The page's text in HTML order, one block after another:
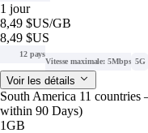
1 jour
8,49 $US/GB
8,49 $US
12 pays
Vitesse maximale: 5Mbps 5G
Voir les détails
South America 11
within 90 Days)
1GB